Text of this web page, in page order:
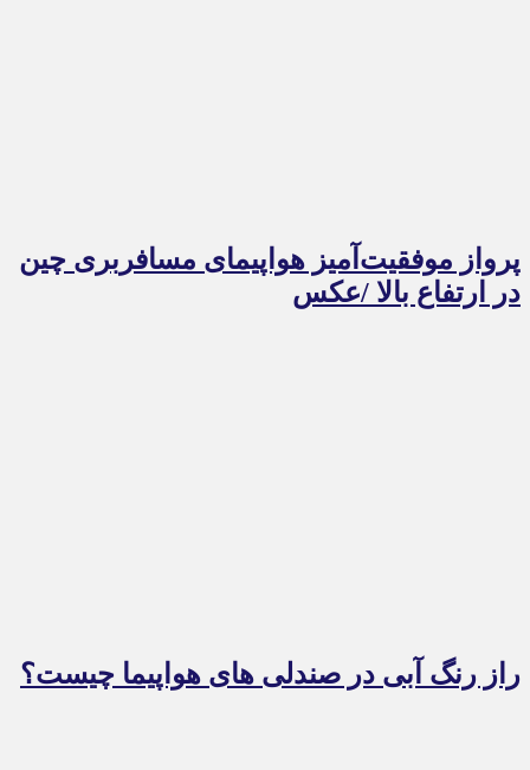
پرواز موفقیت‌آمیز هواپیمای مسافربری چین
در ارتفاع بالا /عکس
راز رنگ آبی در صندلی های هواپیما چیست؟